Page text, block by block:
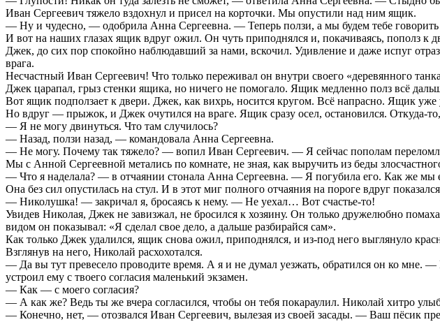
Иван Сергеевич тяжело вздохнул и присел на корточки. Мы опустили над ним ящик.
— Ну и чудесно, — одобрила Анна Сергеевна. — Теперь ползи, а мы будем тебе говорить
И вот на наших глазах ящик вдруг ожил. Он чуть приподнялся и, покачиваясь, пополз к
Джек, до сих пор спокойно наблюдавший за нами, вскочил. Удивление и даже испуг
врага.
Несчастный Иван Сергеевич! Что только переживал он внутри своего «деревянного
Джек царапал, грыз стенки ящика, но ничего не помогало. Ящик медленно полз всё
Вот ящик подползает к двери. Джек, как вихрь, носится кругом. Всё напрасно. Ящик
Но вдруг — прыжок, и Джек очутился на враге. Ящик сразу осел, остановился. Откуда-
— Я не могу двинуться. Что там случилось?
— Назад, ползи назад, — командовала Анна Сергеевна.
— Не могу. Почему так тяжело? — вопил Иван Сергеевич. — Я сейчас пополам
Мы с Анной Сергеевной метались по комнате, не зная, как выручить из беды
— Что я наделала? — в отчаянии стонала Анна Сергеевна. — Я погубила его. Как же мы
Она без сил опустилась на стул. И в этот миг полного отчаяния на пороге вдруг
— Николушка! — закричал я, бросаясь к нему. — Не уехал… Вот счастье-то!
Увидев Николая, Джек не завизжал, не бросился к хозяину. Он только дружелюбно
видом он показывал: «Я сделал свое дело, а дальше разбирайся сам».
Как только Джек удалился, ящик снова ожил, приподнялся, и из-под него выглянуло
Взглянув на него, Николай расхохотался.
— Да вы тут превесело проводите время. А я и не думал уезжать, обратился он ко мне.
устроил ему с твоего согласия маленький экзамен.
— Как — с моего согласия?
— А как же? Ведь ты же вчера согласился, чтобы он тебя покараулил. Николай хитро
— Конечно, нет, — отозвался Иван Сергеевич, вылезая из своей засады. — Ваш пёсик